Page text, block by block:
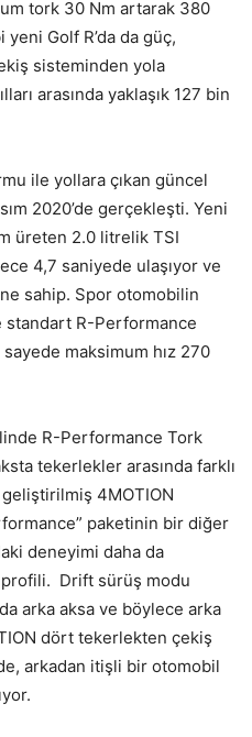
tork 30 Nm artarak 380
yeni Golf R’da da güç,
sisteminden yola
arasında yaklaşık 127 bin
ile yollara çıkan güncel
2020’de gerçekleşti. Yeni
üreten 2.0 litrelik TSI
4,7 saniyede ulaşıyor ve
sahip. Spor otomobilin
standart R-Performance
maksimum hız 270
R-Performance Tork
tekerlekler arasında farklı
geliştirilmiş 4MOTION
paketinin bir diğer
deneyimi daha da
Drift sürüş modu
arka aksa ve böylece arka
dört tekerlekten çekiş
arkadan itişli bir otomobil